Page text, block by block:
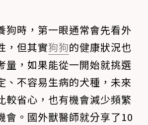
狗時，第一眼通常會先看外
，但其實狗狗的健康狀況也
量，如果能從一開始就挑選
、不容易生病的犬種，未來
較省心，也有機會減少頻繁
會。國外獸醫師就分享了10